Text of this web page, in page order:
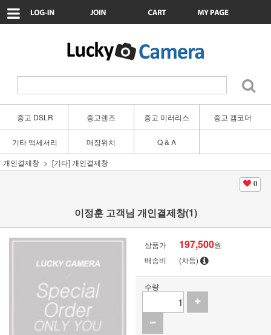
중고 DSLR 중고렌즈 중고 미러리스 중고 캠코더
기타 액세서리 매장위치
Q & A
개인결제창
[기타] 개인결제창
0
이정훈 고객님 개인결제창(1)
상품가 197,500원
배송비
(차등)
수량